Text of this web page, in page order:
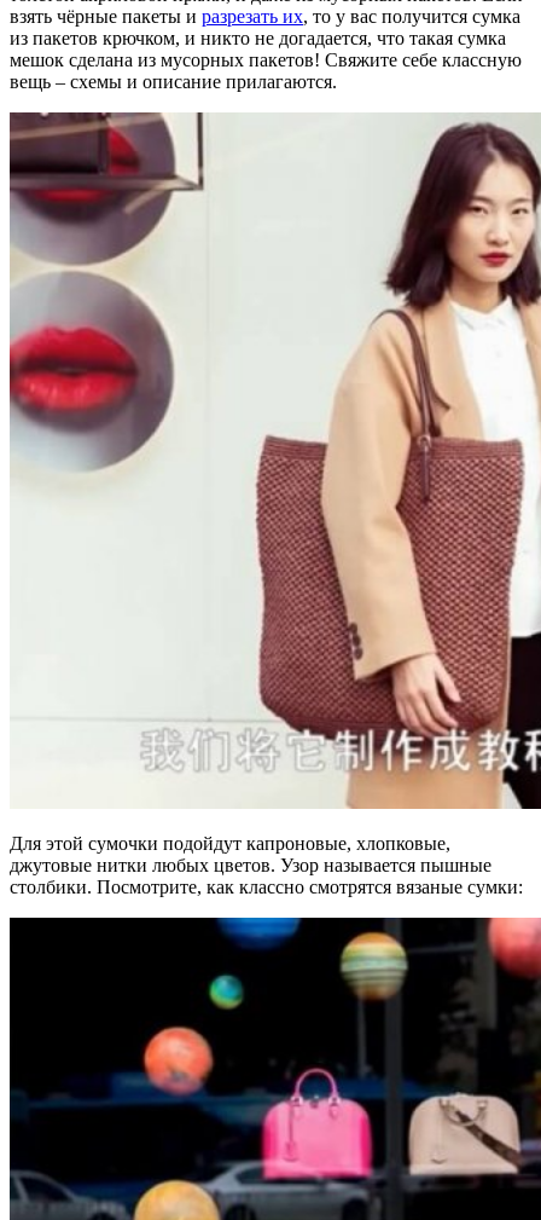
взять чёрные пакеты и разрезать их, то у вас получится сумка
из пакетов крючком, и никто не догадается, что такая сумка
мешок сделана из мусорных пакетов! Свяжите себе классную
вещь – схемы и описание прилагаются.
Для этой сумочки подойдут капроновые, хлопковые,
джутовые нитки любых цветов. Узор называется пышные
столбики. Посмотрите, как классно смотрятся вязаные сумки: